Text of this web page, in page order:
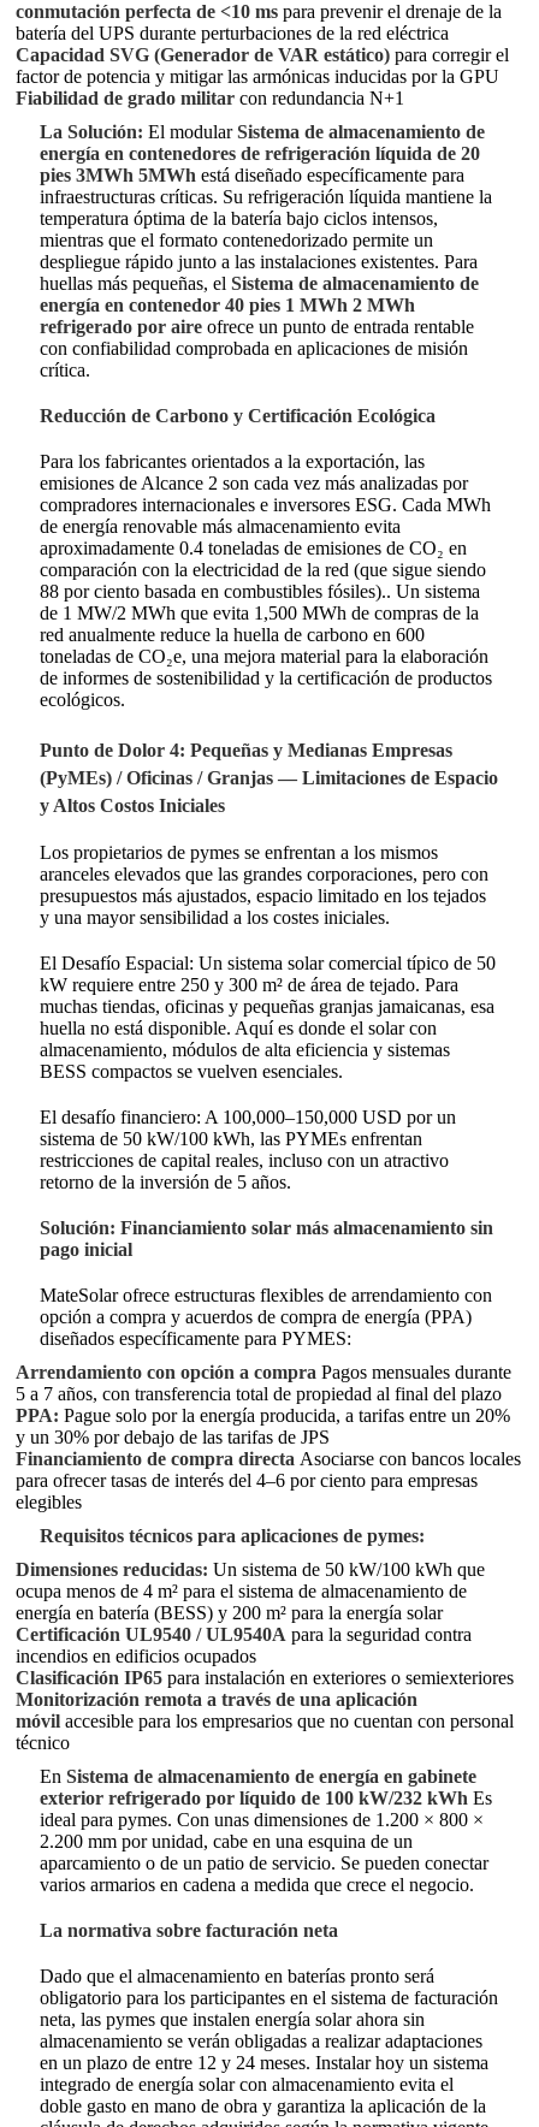
conmutación perfecta de <10 ms para prevenir el drenaje de la
batería del UPS durante perturbaciones de la red eléctrica
Capacidad SVG (Generador de VAR estático) para corregir el
factor de potencia y mitigar las armónicas inducidas por la GPU
Fiabilidad de grado militar con redundancia N+1
La Solución: El modularSistema de almacenamiento de
energía en contenedores de refrigeración líquida de 20
pies 3MWh 5MWh está diseñado específicamente para
infraestructuras críticas. Su refrigeración líquida mantiene la
temperatura óptima de la batería bajo ciclos intensos,
mientras que el formato contenedorizado permite un
despliegue rápido junto a las instalaciones existentes. Para
huellas más pequeñas, elSistema de almacenamiento de
energía en contenedor 40 pies 1 MWh 2 MWh
refrigerado por aire ofrece un punto de entrada rentable
con confiabilidad comprobada en aplicaciones de misión
crítica.
Reducción de Carbono y Certificación Ecológica
Para los fabricantes orientados a la exportación, las
emisiones de Alcance 2 son cada vez más analizadas por
compradores internacionales e inversores ESG. Cada MWh
de energía renovable más almacenamiento evita
aproximadamente 0.4 toneladas de emisiones de CO₂ en
comparación con la electricidad de la red (que sigue siendo
88 por ciento basada en combustibles fósiles).. Un sistema
de 1 MW/2 MWh que evita 1,500 MWh de compras de la
red anualmente reduce la huella de carbono en 600
toneladas de CO₂e, una mejora material para la elaboración
de informes de sostenibilidad y la certificación de productos
ecológicos.
Punto de Dolor 4: Pequeñas y Medianas Empresas
(PyMEs) / Oficinas / Granjas — Limitaciones de Espacio
y Altos Costos Iniciales
Los propietarios de pymes se enfrentan a los mismos
aranceles elevados que las grandes corporaciones, pero con
presupuestos más ajustados, espacio limitado en los tejados
y una mayor sensibilidad a los costes iniciales.
El Desafío Espacial: Un sistema solar comercial típico de 50
kW requiere entre 250 y 300 m² de área de tejado. Para
muchas tiendas, oficinas y pequeñas granjas jamaicanas, esa
huella no está disponible. Aquí es donde el solar con
almacenamiento, módulos de alta eficiencia y sistemas
BESS compactos se vuelven esenciales.
El desafío financiero: A 100,000–150,000 USD por un
sistema de 50 kW/100 kWh, las PYMEs enfrentan
restricciones de capital reales, incluso con un atractivo
retorno de la inversión de 5 años.
Solución: Financiamiento solar más almacenamiento sin
pago inicial
MateSolar ofrece estructuras flexibles de arrendamiento con
opción a compra y acuerdos de compra de energía (PPA)
diseñados específicamente para PYMES:
Arrendamiento con opción a compra Pagos mensuales durante
5 a 7 años, con transferencia total de propiedad al final del plazo
PPA: Pague solo por la energía producida, a tarifas entre un 20%
y un 30% por debajo de las tarifas de JPS
Financiamiento de compra directa Asociarse con bancos locales
para ofrecer tasas de interés del 4–6 por ciento para empresas
elegibles
Requisitos técnicos para aplicaciones de pymes:
Dimensiones reducidas: Un sistema de 50 kW/100 kWh que
ocupa menos de 4 m² para el sistema de almacenamiento de
energía en batería (BESS) y 200 m² para la energía solar
Certificación UL9540 / UL9540A para la seguridad contra
incendios en edificios ocupados
Clasificación IP65 para instalación en exteriores o semiexteriores
Monitorización remota a través de una aplicación
móvil accesible para los empresarios que no cuentan con personal
técnico
EnSistema de almacenamiento de energía en gabinete
exterior refrigerado por líquido de 100 kW/232 kWh Es
ideal para pymes. Con unas dimensiones de 1.200 × 800 ×
2.200 mm por unidad, cabe en una esquina de un
aparcamiento o de un patio de servicio. Se pueden conectar
varios armarios en cadena a medida que crece el negocio.
La normativa sobre facturación neta
Dado que el almacenamiento en baterías pronto será
obligatorio para los participantes en el sistema de facturación
neta, las pymes que instalen energía solar ahora sin
almacenamiento se verán obligadas a realizar adaptaciones
en un plazo de entre 12 y 24 meses. Instalar hoy un sistema
integrado de energía solar con almacenamiento evita el
doble gasto en mano de obra y garantiza la aplicación de la